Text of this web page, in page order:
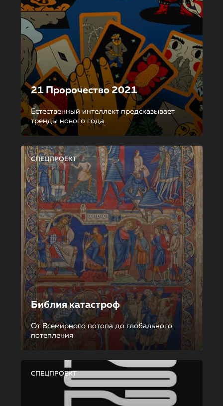
21 Пророчество 2021
Естественный интеллект предсказывает
тренды нового года
СПЕЦПРОЕКТ
Библия катастроф
От Всемирного потопа до глобального
потепления
СПЕЦПРОЕКТ